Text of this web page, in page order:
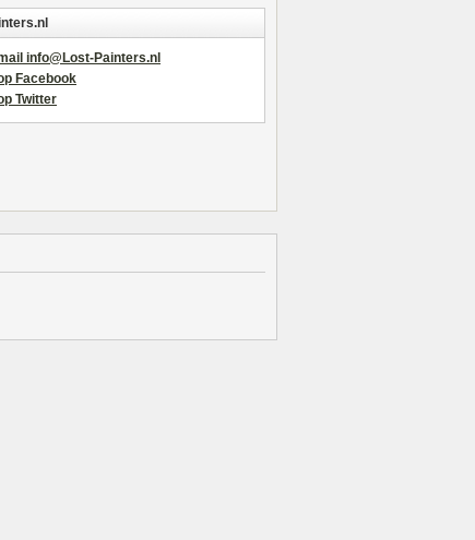
info@Lost-Painters.nl
Facebook
Twitter